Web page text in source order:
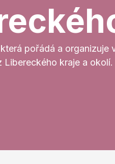
pořádá a
kraje a okolí.